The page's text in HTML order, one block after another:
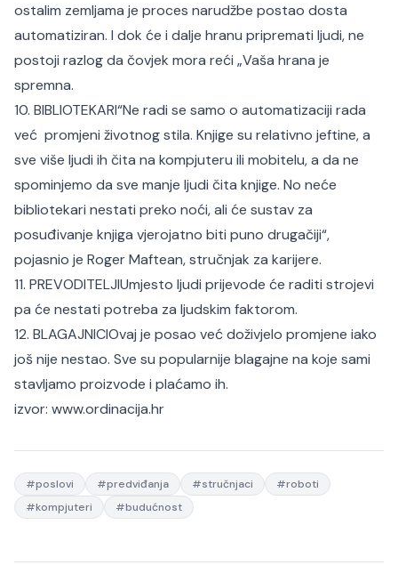
ostalim zemljama je proces narudžbe postao dosta
automatiziran. I dok će i dalje hranu pripremati ljudi, ne
postoji razlog da čovjek mora reći „Vaša hrana je
spremna.
10. BIBLIOTEKARI“Ne radi se samo o automatizaciji rada
već promjeni životnog stila. Knjige su relativno jeftine, a
sve više ljudi ih čita na kompjuteru ili mobitelu, a da ne
spominjemo da sve manje ljudi čita knjige. No neće
bibliotekari nestati preko noći, ali će sustav za
posuđivanje knjiga vjerojatno biti puno drugačiji“,
pojasnio je Roger Maftean, stručnjak za karijere.
11. PREVODITELJIUmjesto ljudi prijevode će raditi strojevi
pa će nestati potreba za ljudskim faktorom.
12. BLAGAJNICIOvaj je posao već doživjelo promjene iako
još nije nestao. Sve su popularnije blagajne na koje sami
stavljamo proizvode i plaćamo ih.
izvor: www.ordinacija.hr
#poslovi #predviđanja #stručnjaci #roboti
#kompjuteri #budućnost